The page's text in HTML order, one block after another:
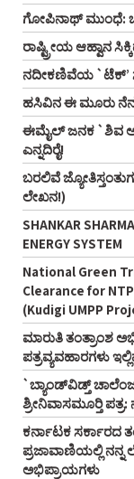
ಗೋಪಿನಾಥ್‌ ಮುಂಧೆ:
ರಾಷ್ಟ್ರೀಯ ಆಹ್ವಾನ
ನದೀಕಣಿವೆಯ `ಟೆಕ್’
ಹಸಿವಿನ ಈ ಮೂರು
ಈಮೈಲ್‌ ಜನಕ `ಶಿವ
ಎನ್ನದಿರೈ!
ಬರಲಿವೆ
ಲೇಖನ!)
SHANKAR
ENERGY SYSTEM
National Green
Clearance for
(Kudigi UMPP
ಮಾರುತಿ ತಂತ್ರಾಂಶ
ಪತ್ರವ್ಯವಹಾರಗಳು
`ಬ್ಯಾಂಡ್‌ವಿಡ್ತ್‌
ಶ್ರೀನಿವಾಸಮೂರ್‍ತಿ
ಕರ್ನಾಟಕ ಸರ್ಕಾರದ
ಪ್ರಜಾವಾಣಿಯಲ್ಲಿ ನನ್ನ
ಅಭಿಪ್ರಾಯಗಳು